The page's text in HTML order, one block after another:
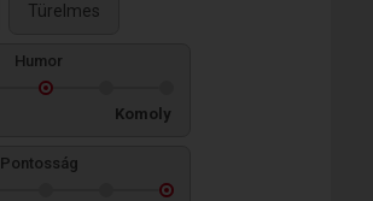
Türelmes
Humor
Komoly
Pontosság